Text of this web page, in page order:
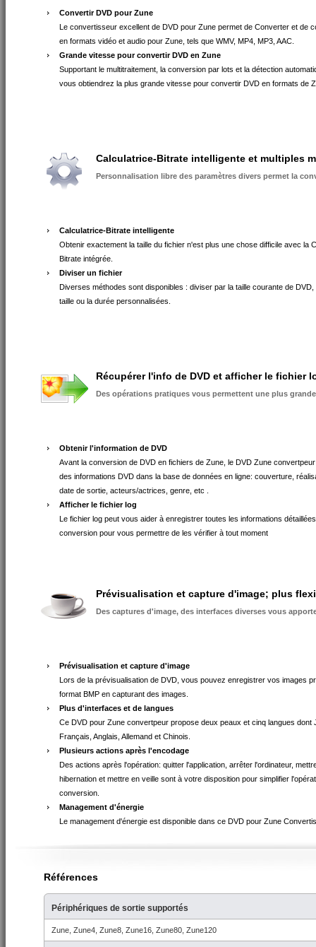
Convertir DVD pour Zune
Le convertisseur excellent de DVD pour Zune permet de Converter et de
en formats vidéo et audio pour Zune, tels que WMV, MP4, MP3, AAC.
Grande vitesse pour convertir DVD en Zune
Supportant le multitraitement, la conversion par lots et la détection
vous obtiendrez la plus grande vitesse pour convertir DVD en formats de
Calculatrice-Bitrate intelligente et multiples
Personnalisation libre des paramètres divers permet la
Calculatrice-Bitrate intelligente
Obtenir exactement la taille du fichier n'est plus une chose difficile avec la
Bitrate intégrée.
Diviser un fichier
Diverses méthodes sont disponibles : diviser par la taille courante de DVD,
taille ou la durée personnalisées.
Récupérer l'info de DVD et afficher le fichier
Des opérations pratiques vous permettent une plus
Obtenir l'information de DVD
Avant la conversion de DVD en fichiers de Zune, le DVD Zune
des informations DVD dans la base de données en ligne: couverture,
date de sortie, acteurs/actrices, genre, etc .
Afficher le fichier log
Le fichier log peut vous aider à enregistrer toutes les informations
conversion pour vous permettre de les vérifier à tout moment
Prévisualisation et capture d'image; plus
Des captures d'image, des interfaces diverses vous
Prévisualisation et capture d'image
Lors de la prévisualisation de DVD, vous pouvez enregistrer vos images
format BMP en capturant des images.
Plus d'interfaces et de langues
Ce DVD pour Zune convertpeur propose deux peaux et cinq langues dont
Français, Anglais, Allemand et Chinois.
Plusieurs actions après l'encodage
Des actions après l'opération: quitter l'application, arrêter l'ordinateur,
hibernation et mettre en veille sont à votre disposition pour simplifier
conversion.
Management d'énergie
Le management d'énergie est disponible dans ce DVD pour Zune
Références
Périphériques de sortie supportés
Zune, Zune4, Zune8, Zune16, Zune80, Zune120